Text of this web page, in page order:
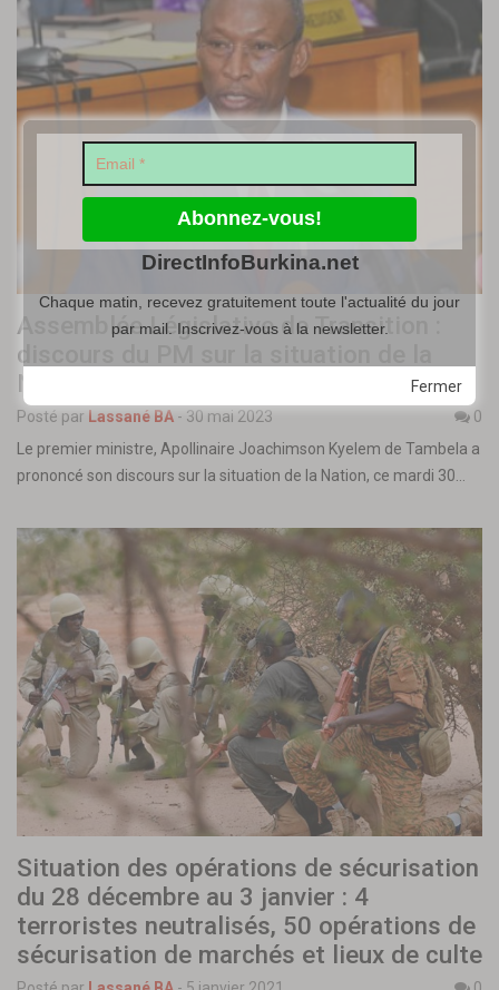
Assemblée Législative de Transition :
discours du PM sur la situation de la
Nation
Posté par Lassané BA - 30 mai 2023
0
Le premier ministre, Apollinaire Joachimson Kyelem de Tambela a
prononcé son discours sur la situation de la Nation, ce mardi 30…
Situation des opérations de sécurisation
du 28 décembre au 3 janvier : 4
terroristes neutralisés, 50 opérations de
sécurisation de marchés et lieux de culte
Fermer
DirectInfoBurkina.net
Chaque matin, recevez gratuitement toute l'actualité du jour
par mail. Inscrivez-vous à la newsletter.